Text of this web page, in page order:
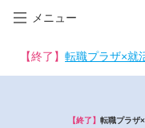
メニュー
【終了】 転職プラザ×就
【終了】 転職プラザ